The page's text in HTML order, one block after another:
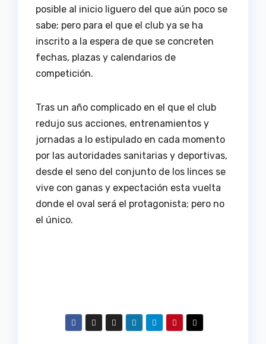
posible al inicio liguero del que aún poco se
sabe; pero para el que el club ya se ha
inscrito a la espera de que se concreten
fechas, plazas y calendarios de
competición.
Tras un año complicado en el que el club
redujo sus acciones, entrenamientos y
jornadas a lo estipulado en cada momento
por las autoridades sanitarias y deportivas,
desde el seno del conjunto de los linces se
vive con ganas y expectación esta vuelta
donde el oval será el protagonista; pero no
el único.